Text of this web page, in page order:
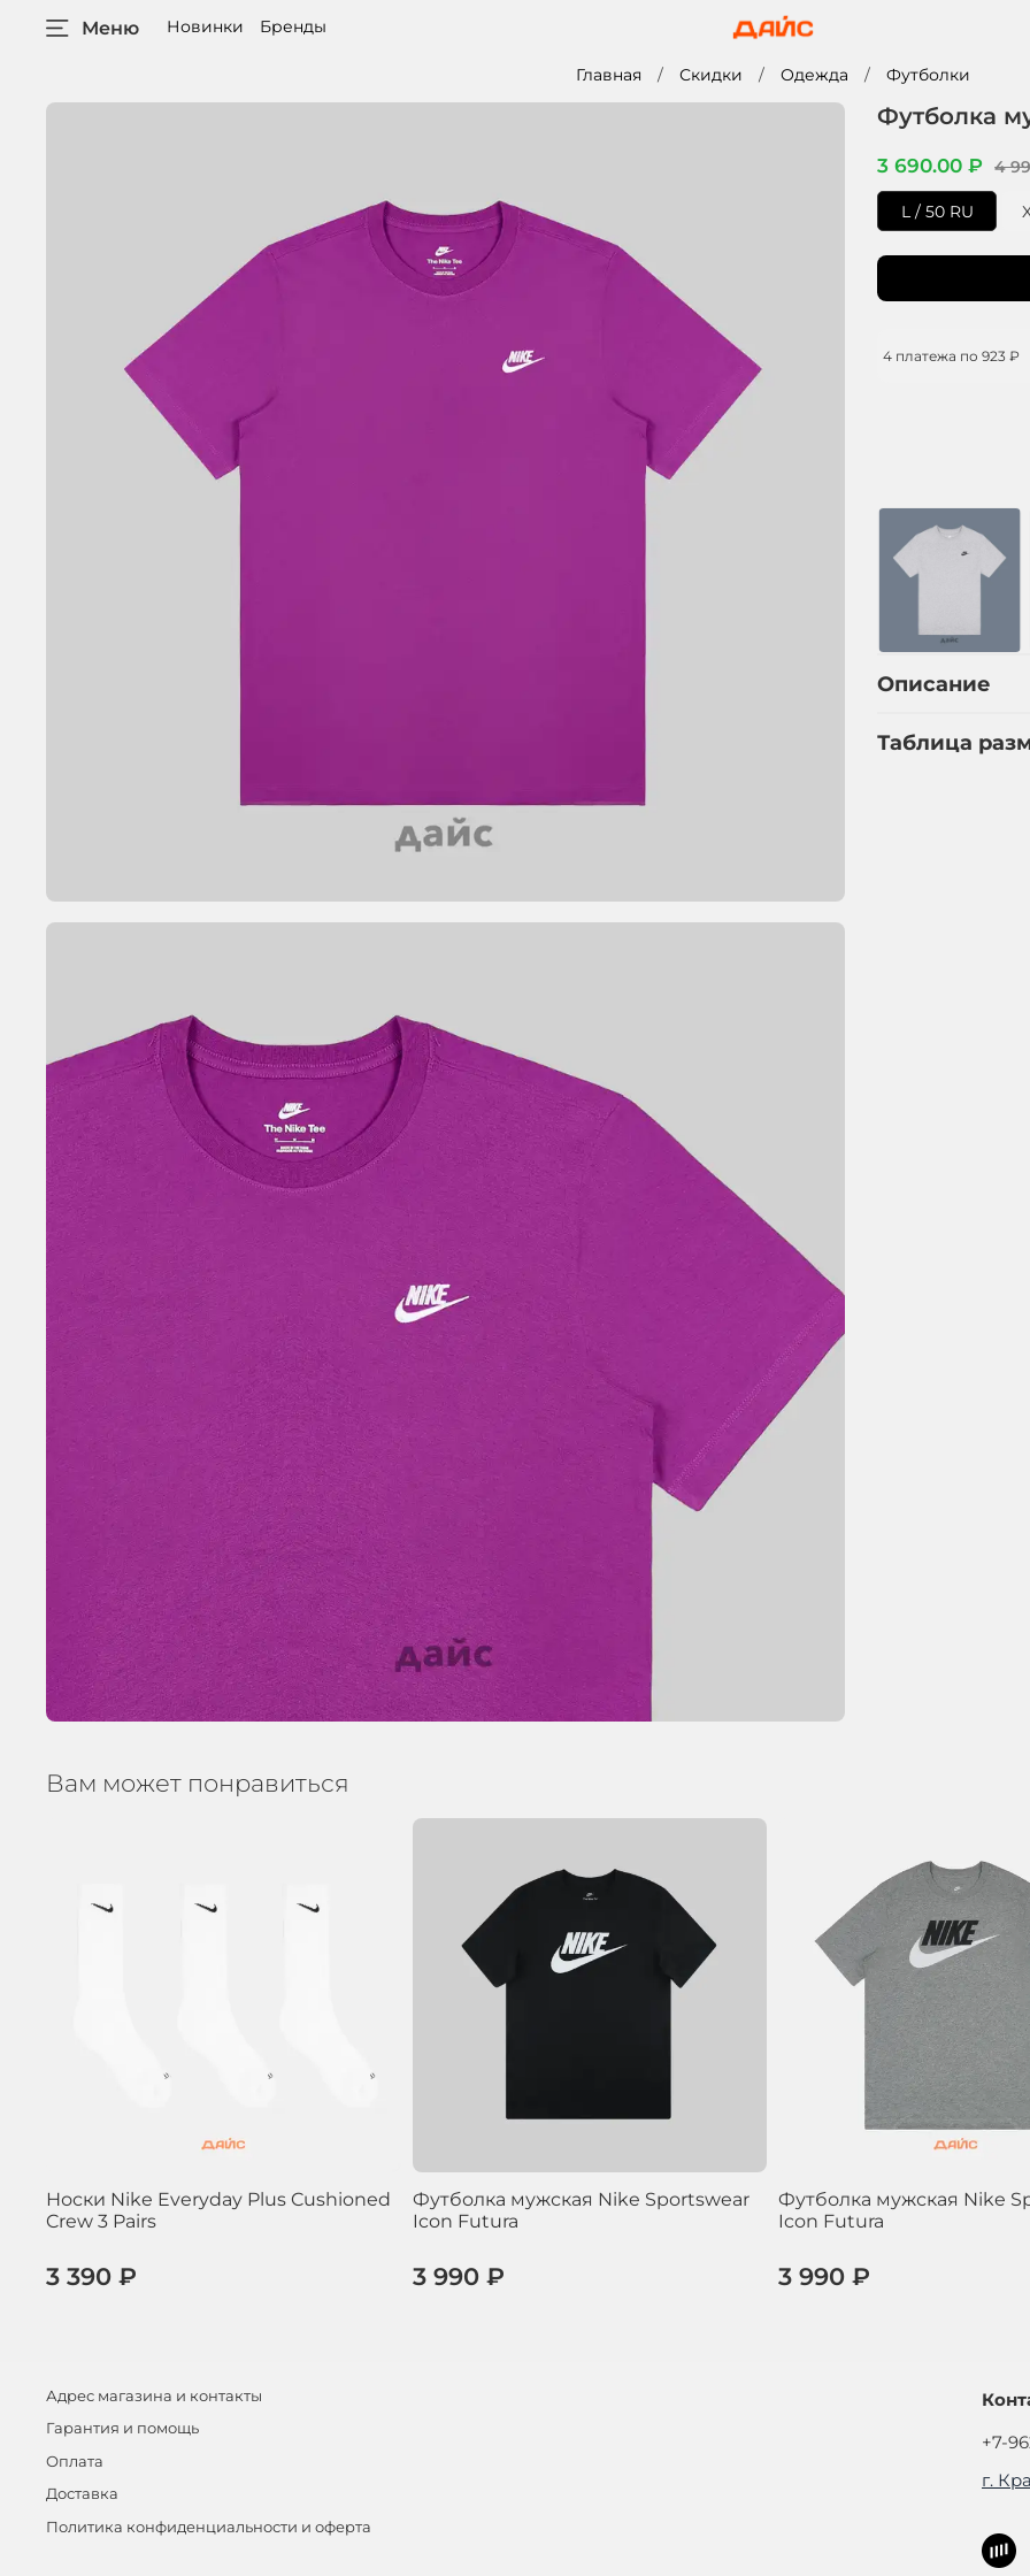
Меню Новинки Бренды
Главная Скидки Одежда Футболки
Футболка
3 690.00 ₽ 4
4 платежа по923 ₽
L / 50 RU
Описание
Таблица
Вам может понравиться
Носки Nike Everyday Plus Cushioned
Crew 3 Pairs
3 390 ₽
Футболка мужская Nike Sportswear
Icon Futura
3 990 ₽
Футболка мужская Nike
Icon Futura
3 990 ₽
Адрес магазина и контакты
Гарантия и помощь
Оплата
Доставка
Политика конфиденциальности и оферта
+7-
г.